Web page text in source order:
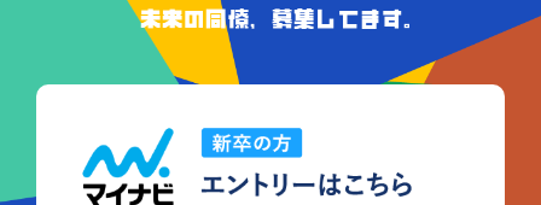
未来の同僚、募集してます。